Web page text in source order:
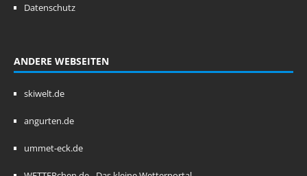
Datenschutz
ANDERE WEBSEITEN
skiwelt.de
angurten.de
ummet-eck.de